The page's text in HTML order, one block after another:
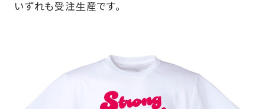
いずれも受注生産です。